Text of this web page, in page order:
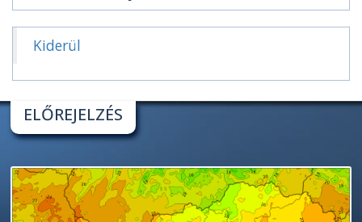
Kiderül
ELŐREJELZÉS